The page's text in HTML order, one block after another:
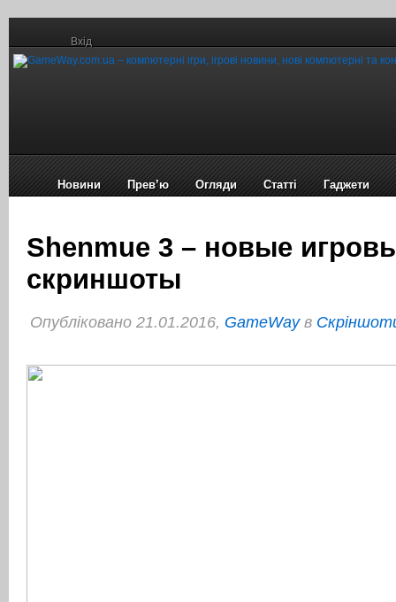
Вхід
Новини Прев’ю Огляди Статті Гаджети
Shenmue 3 – новые
скриншоты
Опубліковано 21.01.2016, GameWayв